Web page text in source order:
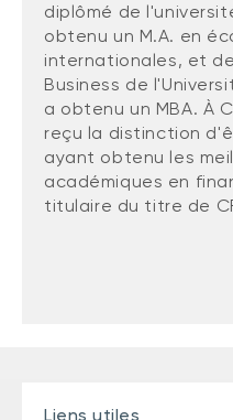
diplômé de
obtenu un M.A. en
internationales, et
Business de
a obtenu un MBA. À
reçu la distinction
ayant obtenu les
académiques en
titulaire du titre de
Liens utiles